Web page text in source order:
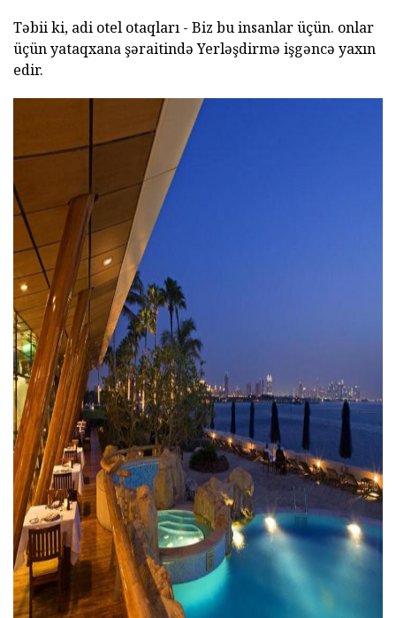
Təbii ki, adi otel otaqları - Biz bu insanlar üçün. onlar
üçün yataqxana şəraitində Yerləşdirmə işgəncə yaxın
edir.
ad